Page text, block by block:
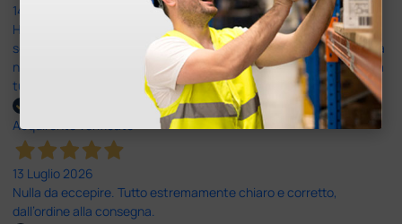
14 Luglio 2026
Ho acquistato un ecografo da Doctor Shop e sono rimasto molto
soddisfatto dell'esperienza. Apparecchiatura di qualità, consegna
nei tempi previsti e un servizio clienti disponibile che ha risposto a
tutti i miei dubbi prima dell'acquisto. Consigliato
Acquirente verificato
13 Luglio 2026
Nulla da eccepire. Tutto estremamente chiaro e corretto,
dall’ordine alla consegna.